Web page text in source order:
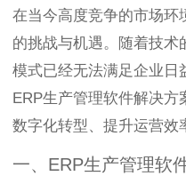
在当今高度竞争的市场环
的挑战与机遇。随着技术
模式已经无法满足企业日
ERP生产管理软件解决
数字化转型、提升运营效
一、ERP生产管理软